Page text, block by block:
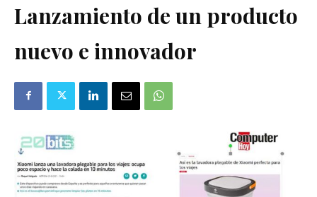
Lanzamiento de un producto
nuevo e innovador